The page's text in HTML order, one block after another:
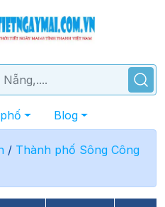
Blog
/ Thành phố Sông Công